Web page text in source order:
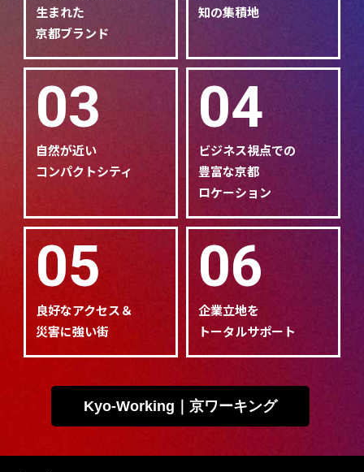
生まれた
京都ブランド
知の集積地
03
自然が近い
コンパクトシティ
04
ビジネス視点での
豊富な京都
ロケーション
05
良好なアクセス＆
災害に強い街
06
企業立地を
トータルサポート
Kyo-Working｜京ワーキング